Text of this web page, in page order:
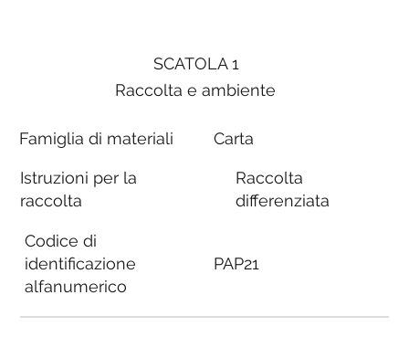
SCATOLA 1
Raccolta e ambiente
Famiglia di materiali
Istruzioni per la
raccolta
Codice di
identificazione
alfanumerico
Carta
Raccolta
differenziata
PAP21